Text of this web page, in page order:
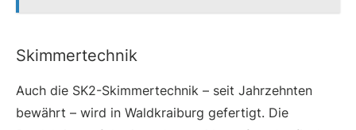
Skimmertechnik
Auch die SK2-Skimmertechnik – seit Jahrzehnten
bewährt – wird in Waldkraiburg gefertigt. Die